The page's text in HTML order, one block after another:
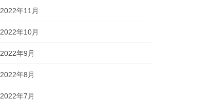
2022年11月
2022年10月
2022年9月
2022年8月
2022年7月